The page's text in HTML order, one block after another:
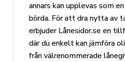
annars kan upplevas som
börda. För att dra nytta av
erbjuder Lånesidor.se en
där du enkelt kan jämföra
från välrenommerade